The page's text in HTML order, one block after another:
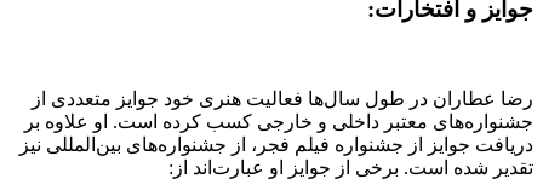
جوایز و افتخارات:
رضا عطاران در طول سال‌ها فعالیت هنری خود جوایز متعددی از
جشنواره‌های معتبر داخلی و خارجی کسب کرده است. او علاوه بر
دریافت جوایز از جشنواره فیلم فجر، از جشنواره‌های بین‌المللی نیز
تقدیر شده است. برخی از جوایز او عبارت‌اند از: